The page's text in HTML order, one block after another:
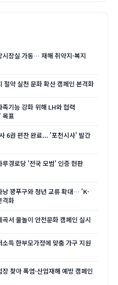
시장실 가동… 재해 취약지·복지
절약 실천 문화 확산 캠페인 본격화
기능 강화 위해 LH와 협력
표
6권 편찬 완료... '포천시사' 발간
루경로당 '전국 모범' 인증 현판
낭 꽝푸구와 청년 교류 확대… 'K-
격화
서 물놀이 안전문화 캠페인 실시
득 한부모가정에 맞춤 가구 지원
찾아 폭염·산업재해 예방 캠페인